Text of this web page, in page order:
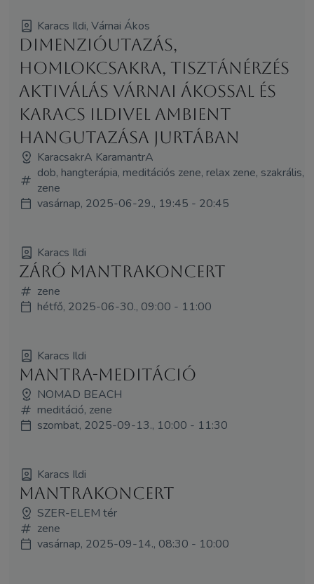
Karacs Ildi, Várnai Ákos
Dimenzióutazás,
homlokcsakra, tisztánérzés
aktiválás Várnai Ákossal és
Karacs Ildivel ambient
hangutazása jurtában
KaracsakrA KaramantrA
dob, hangterápia, meditációs zene, relax zene, szakrális,
zene
vasárnap, 2025-06-29., 19:45 - 20:45
Karacs Ildi
Záró mantrakoncert
zene
hétfő, 2025-06-30., 09:00 - 11:00
Karacs Ildi
Mantra-meditáció
NOMAD BEACH
meditáció, zene
szombat, 2025-09-13., 10:00 - 11:30
Karacs Ildi
Mantrakoncert
SZER-ELEM tér
zene
vasárnap, 2025-09-14., 08:30 - 10:00